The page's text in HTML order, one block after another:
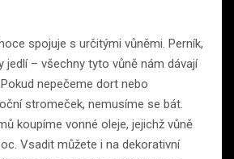
spojuje s určitými vůněmi. Perník,
jedlí – všechny tyto vůně nám dávají
nepečeme dort nebo
stromeček, nemusíme se bát.
koupíme vonné oleje, jejichž vůně
Vsadit můžete i na dekorativní